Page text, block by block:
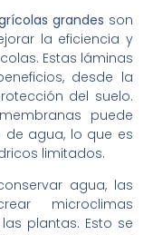
grandes son
la eficiencia y
Estas láminas
desde la
del suelo.
puede
de agua, lo que es
limitados.
agua, las
microclimas
plantas. Esto se